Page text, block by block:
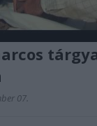
07.